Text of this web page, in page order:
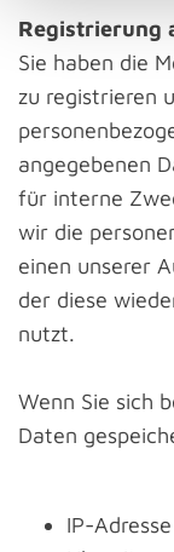
Registrierung
Sie haben die
zu registrieren
angegebenen
für interne
wir die
einen unserer
der diese
nutzt.
Wenn Sie sich
Daten
IP-Adresse